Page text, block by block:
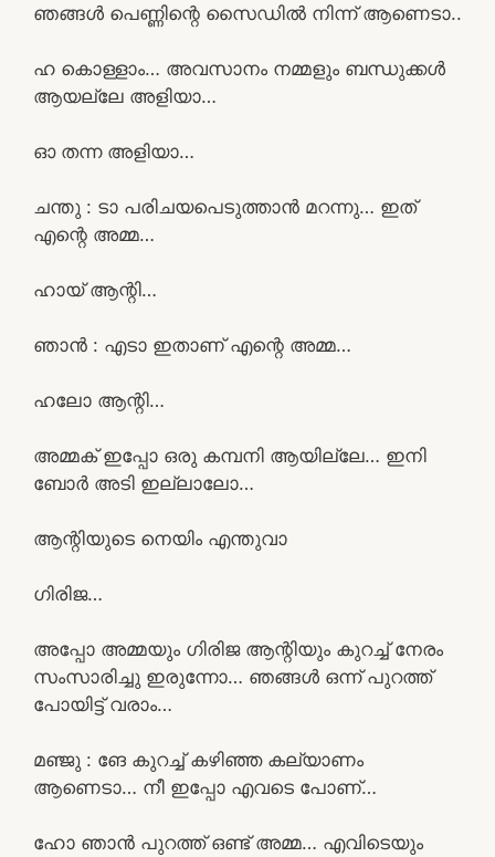
ഞങ്ങൾ പെണ്ണിന്റെ സൈഡിൽ നിന്ന് ആണെടാ..
ഹ കൊള്ളാം… അവസാനം നമ്മളും ബന്ധുക്കൾ
ആയല്ലേ അളിയാ…
ഓ തന്ന അളിയാ…
ചന്തു : ടാ പരിചയപെടുത്താൻ മറന്നു… ഇത്
എന്റെ അമ്മ…
ഹായ് ആന്റി…
ഞാൻ : എടാ ഇതാണ് എന്റെ അമ്മ…
ഹലോ ആന്റി…
അമ്മക് ഇപ്പോ ഒരു കമ്പനി ആയില്ലേ… ഇനി
ബോർ അടി ഇല്ലാലോ…
ആന്റിയുടെ നെയിം എന്തുവാ
ഗിരിജ…
അപ്പോ അമ്മയും ഗിരിജ ആന്റിയും കുറച്ച് നേരം
സംസാരിച്ചു ഇരുന്നോ… ഞങ്ങൾ ഒന്ന് പുറത്ത്
പോയിട്ട് വരാം…
മഞ്ജു : ങേ കുറച്ച് കഴിഞ്ഞ കല്യാണം
ആണെടാ… നീ ഇപ്പോ എവടെ പോണ്…
ഹോ ഞാൻ പുറത്ത് ഒണ്ട് അമ്മ… എവിടെയും